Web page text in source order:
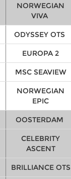
NORWEGIAN
VIVA
ODYSSEY OTS
EUROPA 2
MSC SEAVIEW
NORWEGIAN
EPIC
OOSTERDAM
CELEBRITY
ASCENT
BRILLIANCE OTS